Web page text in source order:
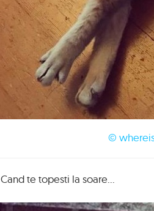
©
Cand te topesti la soare...